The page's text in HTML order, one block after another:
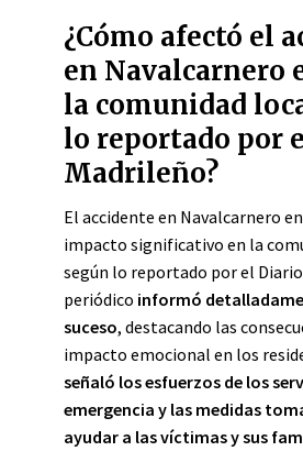
¿Cómo afectó el
en Navalcarnero
la comunidad
lo reportado por
Madrileño?
El accidente en Navalcarnero
impacto significativo en la
según lo reportado por el
periódico informó
suceso, destacando las
impacto emocional en los
señaló los esfuerzos de los
emergencia y las medidas
ayudar a las víctimas y sus